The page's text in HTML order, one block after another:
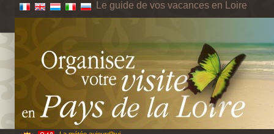
Le guide de vos vacances en Loire